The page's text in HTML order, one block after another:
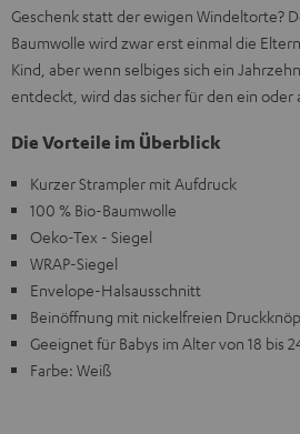
Geschenk statt der ewigen Windeltorte?
Baumwolle wird zwar erst einmal die
Kind, aber wenn selbiges sich ein
entdeckt, wird das sicher für den ein oder
Die Vorteile im Überblick
Kurzer Strampler mit Aufdruck
100 % Bio-Baumwolle
Oeko-Tex - Siegel
WRAP-Siegel
Envelope-Halsausschnitt
Beinöffnung mit nickelfreien
Geeignet für Babys im Alter von 18 bis
Farbe: Weiß